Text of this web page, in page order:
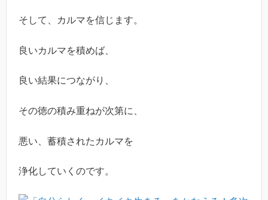
そして、カルマを信じます。
良いカルマを積めば、
良い結果につながり、
その徳の積み重ねが次第に、
悪い、蓄積されたカルマを
浄化していくのです。